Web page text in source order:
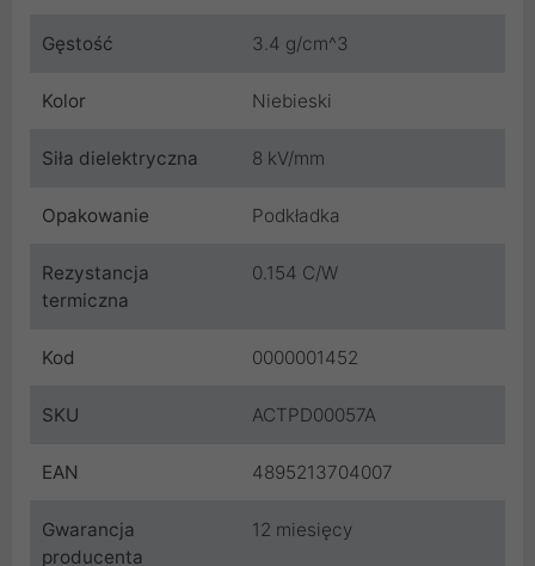
Gęstość 3.4 g/cm^3
Kolor Niebieski
Siła dielektryczna 8 kV/mm
Opakowanie Podkładka
Rezystancja
termiczna
0.154 C/W
Kod 0000001452
SKU ACTPD00057A
EAN 4895213704007
Gwarancja
producenta
12 miesięcy